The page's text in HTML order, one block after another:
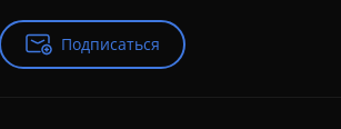
Подписаться